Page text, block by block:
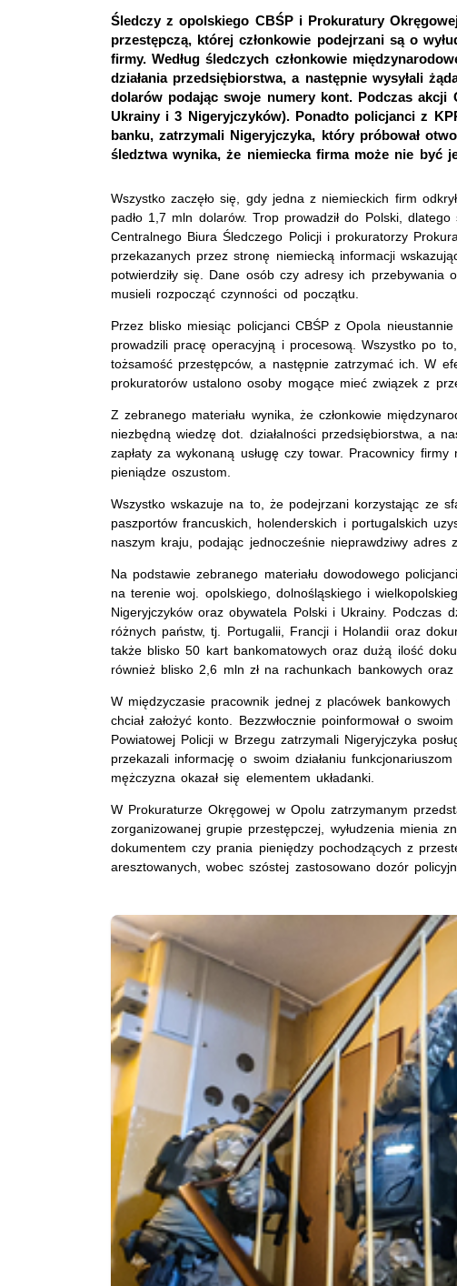
Śledczy z opolskiego CBŚP i Prokuratury
przestępczą, której członkowie podejrzani są o
firmy. Według śledczych członkowie
działania przedsiębiorstwa, a następnie wysyłali
dolarów podając swoje numery kont. Podczas akcji
Ukrainy i 3 Nigeryjczyków). Ponadto policjanci z
banku, zatrzymali Nigeryjczyka, który próbował
śledztwa wynika, że niemiecka firma może nie być
Wszystko zaczęło się, gdy jedna z niemieckich firm
padło 1,7 mln dolarów. Trop prowadził do Polski,
Centralnego Biura Śledczego Policji i prokuratorzy
przekazanych przez stronę niemiecką informacji
potwierdziły się. Dane osób czy adresy ich przebywania
musieli rozpocząć czynności od początku.
Przez blisko miesiąc policjanci CBŚP z Opola
prowadzili pracę operacyjną i procesową. Wszystko po
tożsamość przestępców, a następnie zatrzymać ich. W
prokuratorów ustalono osoby mogące mieć związek z
Z zebranego materiału wynika, że członkowie
niezbędną wiedzę dot. działalności przedsiębiorstwa, a
zapłaty za wykonaną usługę czy towar. Pracownicy
pieniądze oszustom.
Wszystko wskazuje na to, że podejrzani korzystając ze
paszportów francuskich, holenderskich i portugalskich
naszym kraju, podając jednocześnie
Na podstawie zebranego materiału dowodowego
na terenie woj. opolskiego, dolnośląskiego i
Nigeryjczyków oraz obywatela Polski i Ukrainy. Podczas
różnych państw, tj. Portugalii, Francji i Holandii oraz
także blisko 50 kart bankomatowych oraz dużą ilość
również blisko 2,6 mln zł na rachunkach bankowych
W międzyczasie pracownik jednej z placówek
chciał założyć konto. Bezzwłocznie poinformował o
Powiatowej Policji w Brzegu zatrzymali Nigeryjczyka
przekazali informację o swoim działaniu
mężczyzna okazał się elementem układanki.
W Prokuraturze Okręgowej w Opolu zatrzymanym
zorganizowanej grupie przestępczej, wyłudzenia mienia
dokumentem czy prania pieniędzy pochodzących z
aresztowanych, wobec szóstej zastosowano dozór